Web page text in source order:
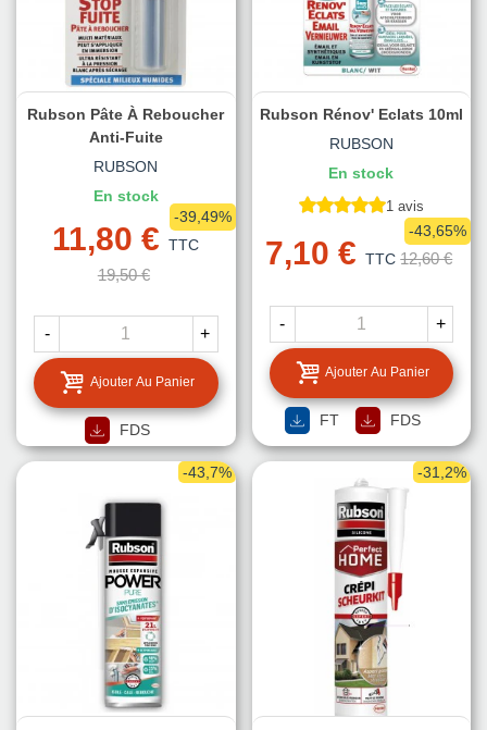
Rubson Pâte À Reboucher
Anti-Fuite
RUBSON
En stock
11,80 € TTC
19,50 €
-39,49%
- +
Ajouter Au Panier
FDS
Rubson Rénov' Eclats 10ml
RUBSON
En stock
1 avis
7,10 € TTC 12,60 €
-43,65%
- +
Ajouter Au Panier
FT FDS
-43,7% -31,2%